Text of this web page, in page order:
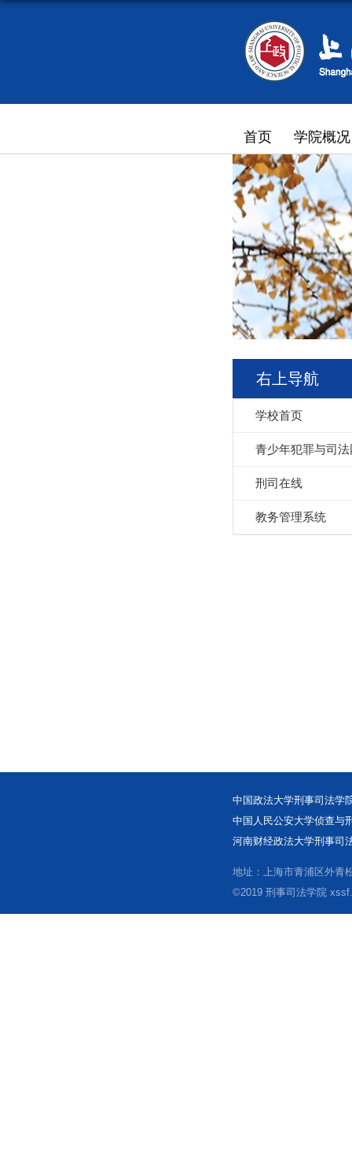
首页 学院概况
右上导航
学校首页
青少年犯罪与司法
刑司在线
教务管理系统
中国政法大学刑事司法学
中国人民公安大学侦查与
河南财经政法大学刑事司
地址：上海市青浦区外
©2019 刑事司法学院